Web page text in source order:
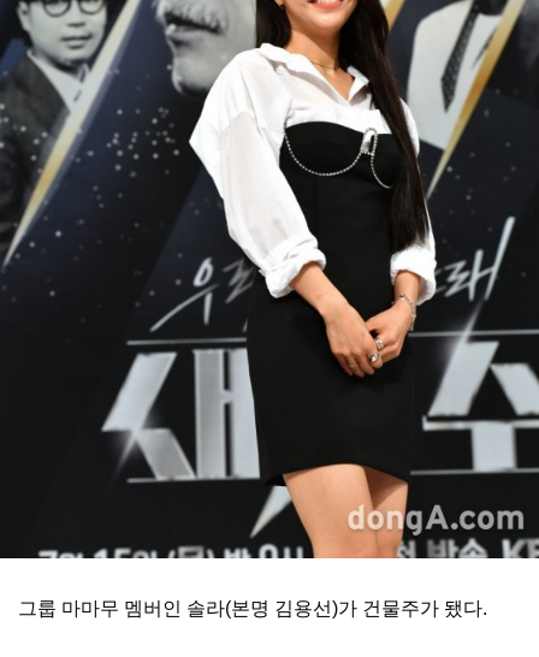
그룹 마마무 멤버인 솔라(본명 김용선)가 건물주가 됐다.